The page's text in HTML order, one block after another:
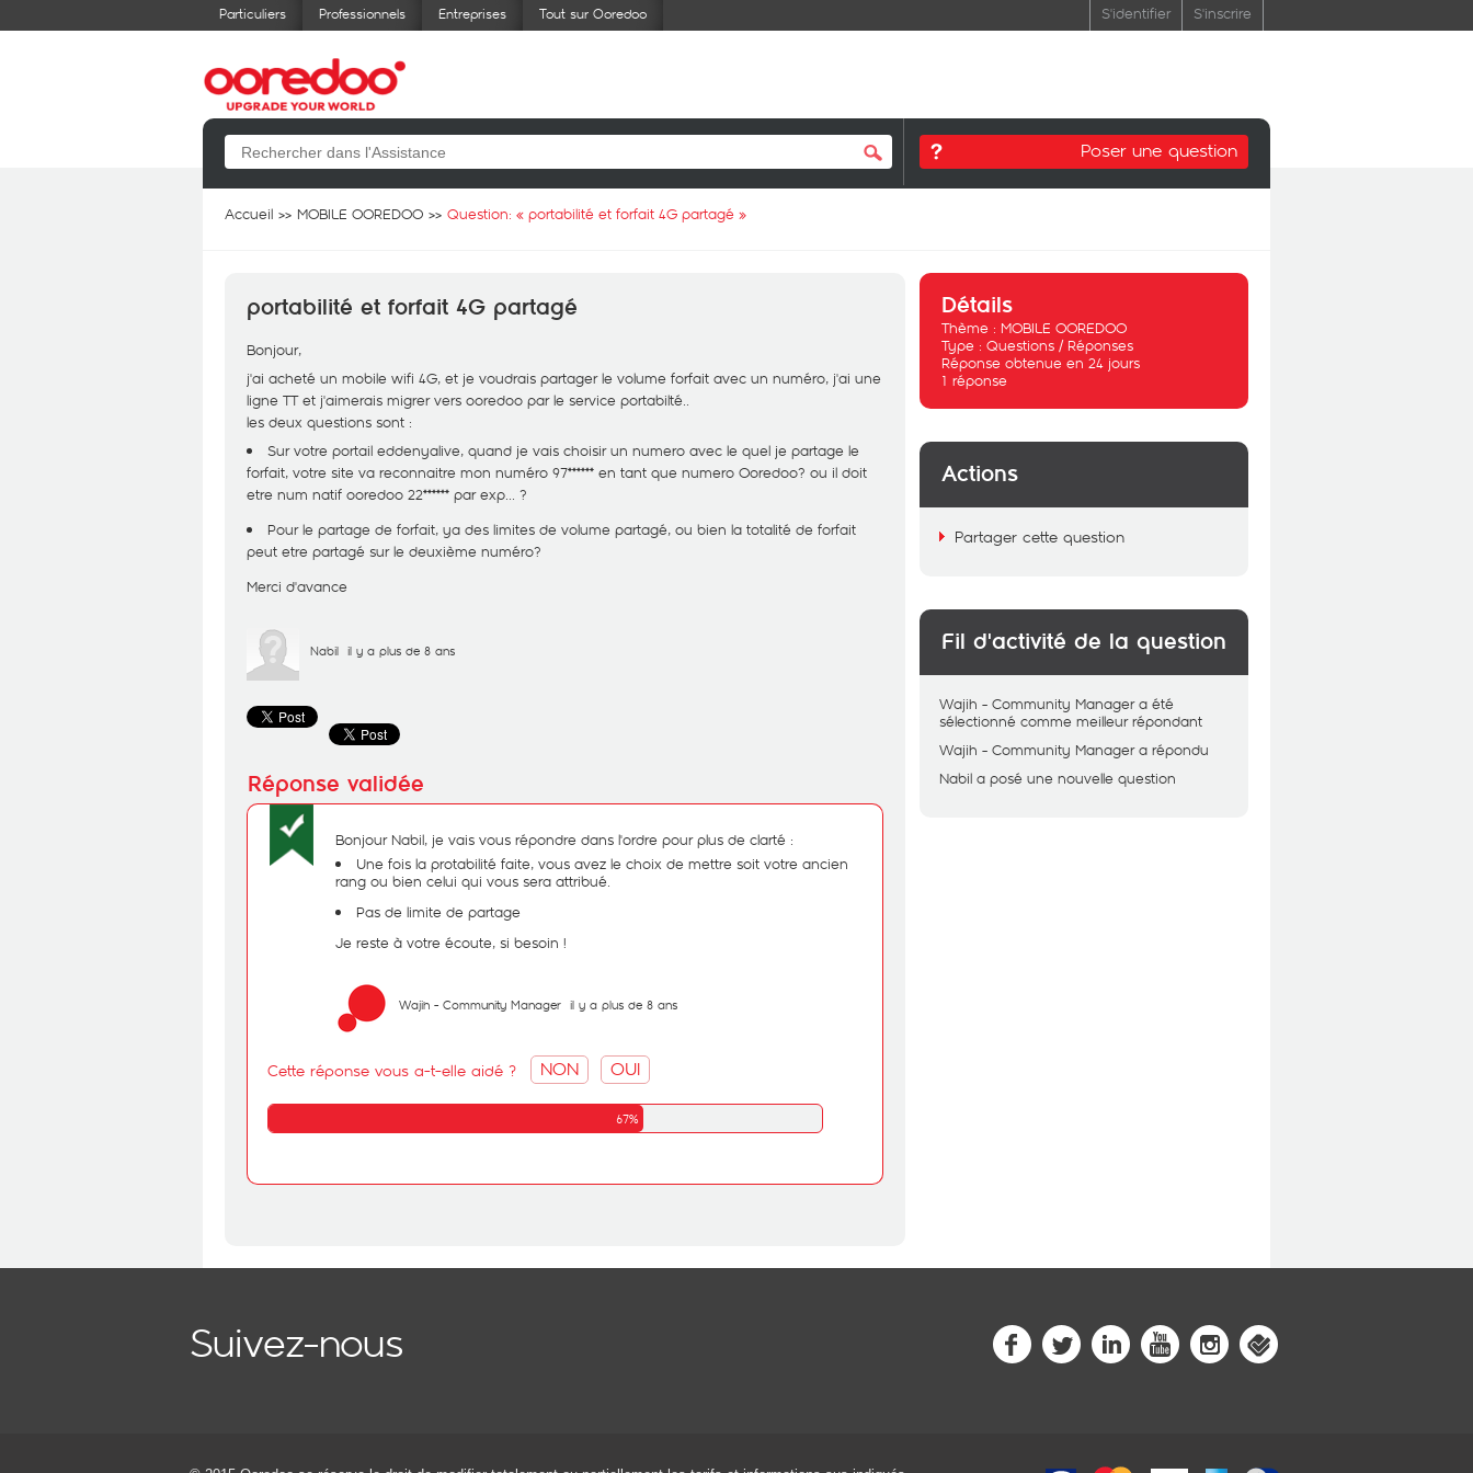
Particuliers Professionnels Entreprises Tout sur Ooredoo S'identifier S'inscrire
Poser une question
Accueil MOBILE OOREDOO Question: « portabilité et forfait 4G partagé »
portabilité et forfait 4G partagé
Bonjour,
j'ai acheté un mobile wifi 4G, et je voudrais partager le volume forfait avec un numéro, j'ai une
ligne TT et j'aimerais migrer vers ooredoo par le service portabilté..
les deux questions sont :
Sur votre portail eddenyalive, quand je vais choisir un numero avec le quel je partage le
forfait, votre site va reconnaitre mon numéro 97****** en tant que numero Ooredoo? ou il doit
etre num natif ooredoo 22****** par exp... ?
Pour le partage de forfait, ya des limites de volume partagé, ou bien la totalité de forfait
peut etre partagé sur le deuxième numéro?
Merci d'avance
Nabil il y a plus de 8 ans
Bonjour Nabil, je vais vous répondre dans l'ordre pour plus de clarté :
Une fois la protabilité faite, vous avez le choix de mettre soit votre ancien
rang ou bien celui qui vous sera attribué.
Pas de limite de partage
Je reste à votre écoute, si besoin !
Wajih - Community Manager il y a plus de 8 ans
Cette réponse vous a-t-elle aidé ? NON OUI
67%
Détails
Thème : MOBILE OOREDOO
Type : Questions / Réponses
Réponse obtenue en 24 jours
1 réponse
Actions
Partager cette question
Fil d'activité de la question
Wajih - Community Manager a été
sélectionné comme meilleur répondant
Wajih - Community Manager a répondu
Nabil a posé une nouvelle question
Suivez-nous